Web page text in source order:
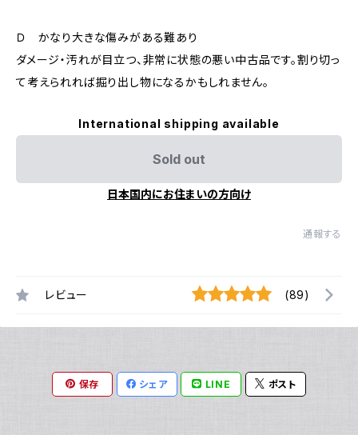
Ｄ かなり大きな傷みがある難あり
ダメージ・汚れが目立つ、非常に状態の悪い中古品です。割り切っ
て考えられれば掘り出し物になるかもしれません。
International shipping available
Sold out
日本国内にお住まいの方向け
通報する
レビュー (89)
保存 シェア LINE ポスト